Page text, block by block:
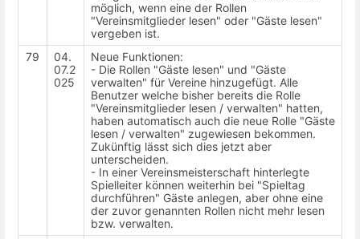
möglich, wenn eine der Rollen
"Vereinsmitglieder lesen" oder "Gäste lesen"
vergeben ist.
79
04.
07.2
025
Neue Funktionen:
- Die Rollen "Gäste lesen" und "Gäste
verwalten" für Vereine hinzugefügt. Alle
Benutzer welche bisher bereits die Rolle
"Vereinsmitglieder lesen / verwalten" hatten,
haben automatisch auch die neue Rolle "Gäste
lesen / verwalten" zugewiesen bekommen.
Zukünftig lässt sich dies jetzt aber
unterscheiden.
- In einer Vereinsmeisterschaft hinterlegte
Spielleiter können weiterhin bei "Spieltag
durchführen" Gäste anlegen, aber ohne eine
der zuvor genannten Rollen nicht mehr lesen
bzw. verwalten.